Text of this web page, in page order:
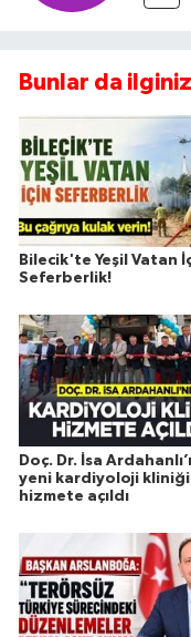
Bunlar da
Bilecik'te Yeşil Vatan
Seferberlik!
Doç. Dr. İsa
yeni kardiyoloji kliniği
hizmete açıldı